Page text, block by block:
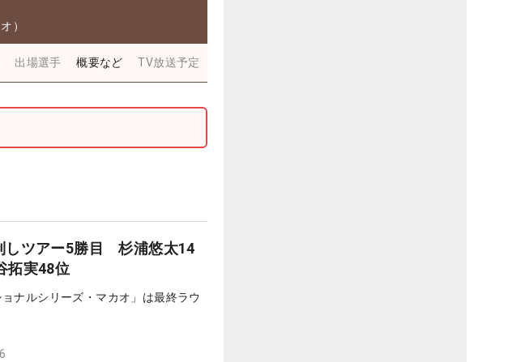
）
出場選手 概要など TV放送予定
しツアー5勝目 杉浦悠太14
拓実48位
ナルシリーズ・マカオ」は最終ラウ
6